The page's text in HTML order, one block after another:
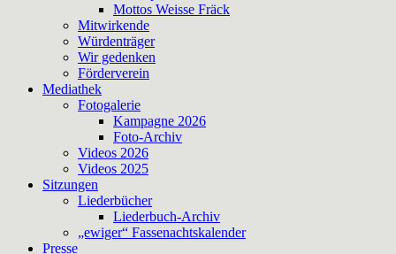
Mottos Weisse Fräck
Mitwirkende
Würdenträger
Wir gedenken
Förderverein
Mediathek
Fotogalerie
Kampagne 2026
Foto-Archiv
Videos 2026
Videos 2025
Sitzungen
Liederbücher
Liederbuch-Archiv
„ewiger“ Fassenachtskalender
Presse